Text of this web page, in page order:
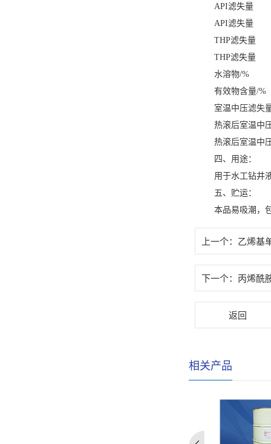
API滤失量
API滤失量
THP滤失量
THP滤失量
水溶物/
有效物含量
室温中压滤失
热滚后室温中
热滚后室温中
四、用途：
用于水工钻井
五、贮运：
本品易吸潮，
上一个： 乙烯基
下一个： 丙烯酰
返回
相关产品